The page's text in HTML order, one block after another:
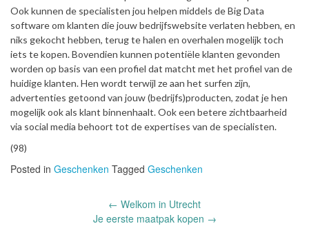
Ook kunnen de specialisten jou helpen middels de Big Data
software om klanten die jouw bedrijfswebsite verlaten hebben, en
niks gekocht hebben, terug te halen en overhalen mogelijk toch
iets te kopen. Bovendien kunnen potentiële klanten gevonden
worden op basis van een profiel dat matcht met het profiel van de
huidige klanten. Hen wordt terwijl ze aan het surfen zijn,
advertenties getoond van jouw (bedrijfs)producten, zodat je hen
mogelijk ook als klant binnenhaalt. Ook een betere zichtbaarheid
via social media behoort tot de expertises van de specialisten.
(98)
Posted in Geschenken Tagged Geschenken
← Welkom in Utrecht
Je eerste maatpak kopen →